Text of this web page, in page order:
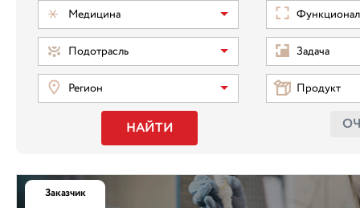
Медицина
Регион
НАЙТИ
Подотрасль
Продукт
Задача
Заказчик